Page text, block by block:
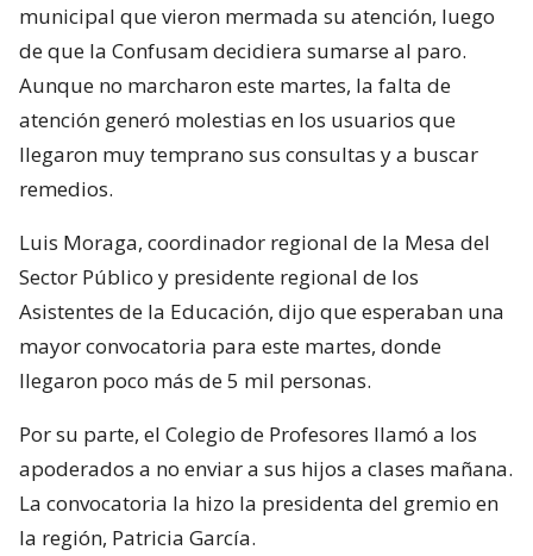
municipal que vieron mermada su atención, luego
de que la Confusam decidiera sumarse al paro.
Aunque no marcharon este martes, la falta de
atención generó molestias en los usuarios que
llegaron muy temprano sus consultas y a buscar
remedios.
Luis Moraga, coordinador regional de la Mesa del
Sector Público y presidente regional de los
Asistentes de la Educación, dijo que esperaban una
mayor convocatoria para este martes, donde
llegaron poco más de 5 mil personas.
Por su parte, el Colegio de Profesores llamó a los
apoderados a no enviar a sus hijos a clases mañana.
La convocatoria la hizo la presidenta del gremio en
la región, Patricia García.